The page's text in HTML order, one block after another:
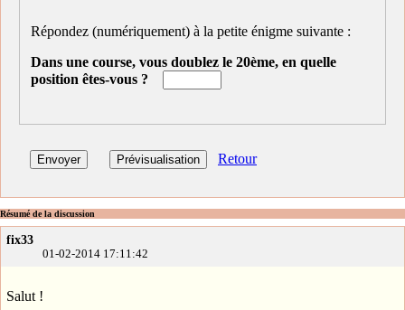
Répondez (numériquement) à la petite énigme suivante :
Dans une course, vous doublez le 20ème, en quelle
position êtes-vous ?
Retour
Résumé de la discussion
fix33
01-02-2014 17:11:42
Salut !